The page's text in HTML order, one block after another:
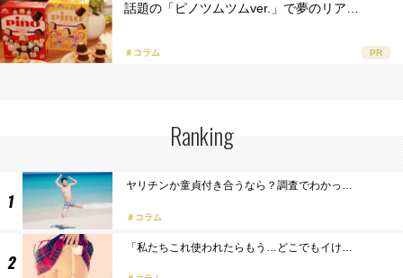
話題の「ピノツムツムver.」で夢のリア…
＃コラム PR
Ranking
ヤリチンか童貞付き合うなら？調査でわかっ…
コラム
「私たちこれ使われたらもう…どこでもイけ…